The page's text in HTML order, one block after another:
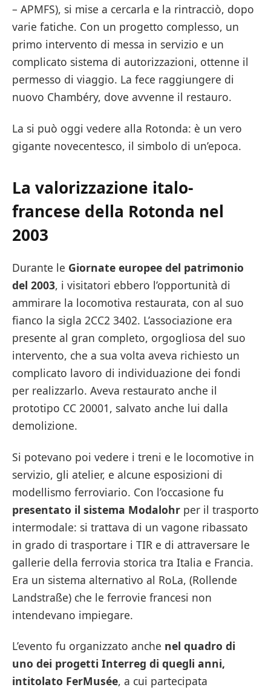
– APMFS), si mise a cercarla e la rintracciò, dopo
varie fatiche. Con un progetto complesso, un
primo intervento di messa in servizio e un
complicato sistema di autorizzazioni, ottenne il
permesso di viaggio. La fece raggiungere di
nuovo Chambéry, dove avvenne il restauro.
La si può oggi vedere alla Rotonda: è un vero
gigante novecentesco, il simbolo di un’epoca.
La valorizzazione italo-
francese della Rotonda nel
2003
Durante le Giornate europee del patrimonio
del 2003, i visitatori ebbero l’opportunità di
ammirare la locomotiva restaurata, con al suo
fianco la sigla 2CC2 3402. L’associazione era
presente al gran completo, orgogliosa del suo
intervento, che a sua volta aveva richiesto un
complicato lavoro di individuazione dei fondi
per realizzarlo. Aveva restaurato anche il
prototipo CC 20001, salvato anche lui dalla
demolizione.
Si potevano poi vedere i treni e le locomotive in
servizio, gli atelier, e alcune esposizioni di
modellismo ferroviario. Con l’occasione fu
presentato il sistema Modalohr per il trasporto
intermodale: si trattava di un vagone ribassato
in grado di trasportare i TIR e di attraversare le
gallerie della ferrovia storica tra Italia e Francia.
Era un sistema alternativo al RoLa, (Rollende
Landstraße) che le ferrovie francesi non
intendevano impiegare.
L’evento fu organizzato anche nel quadro di
uno dei progetti Interreg di quegli anni,
intitolato FerMusée, a cui partecipata